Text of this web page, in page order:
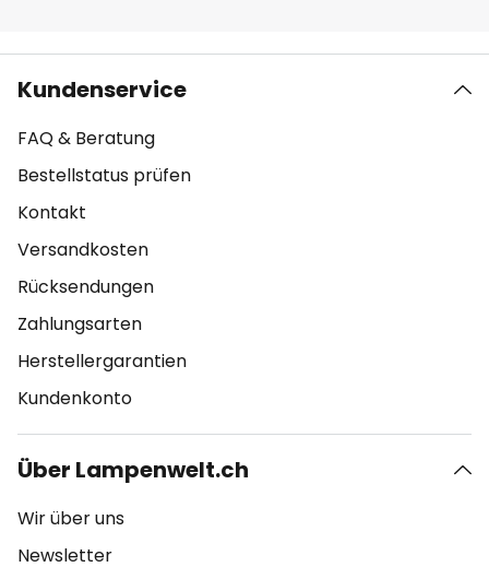
Kundenservice
FAQ & Beratung
Bestellstatus prüfen
Kontakt
Versandkosten
Rücksendungen
Zahlungsarten
Herstellergarantien
Kundenkonto
Über Lampenwelt.ch
Wir über uns
Newsletter